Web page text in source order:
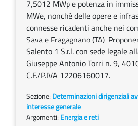
7,5012 MWp e potenza in
MWe, nonché delle opere e
connesse ricadenti anche nei
Sava e Fragagnano (TA).
Salento 1 S.r.l. con sede legale
Giuseppe Antonio Torri n. 9,
C.F./P.IVA 12206160017.
Sezione: Determinazioni dirigenziali
interesse generale
Argomenti: Energia e reti